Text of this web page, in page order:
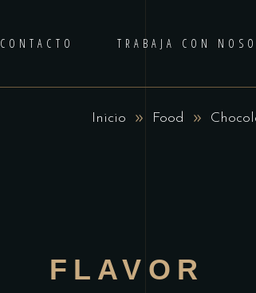
CONTACTO TRABAJA CON
Inicio Food
FLAVOR